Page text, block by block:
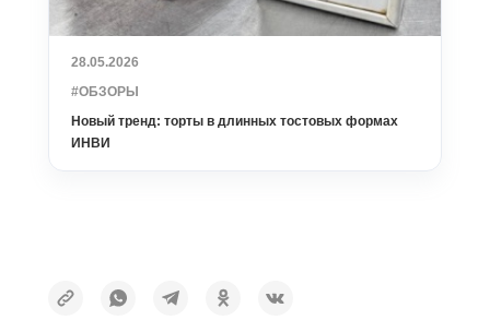
28.05.2026
#ОБЗОРЫ
Новый тренд: торты в длинных тостовых формах
ИНВИ